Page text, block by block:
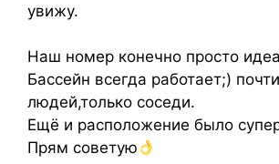
увижу.
Наш номер конечно просто
Бассейн всегда работает;)
людей,только соседи.
Ещё и расположение было
Прям советую